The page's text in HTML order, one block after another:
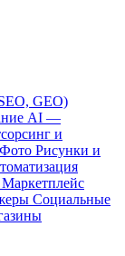
GEO)
AI —
и
Рисунки и
Маркетплейс
Социальные